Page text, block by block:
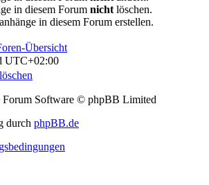
in diesem Forum nicht löschen.
in diesem Forum erstellen.
Übersicht
UTC+02:00
Software © phpBB Limited
durch phpBB.de